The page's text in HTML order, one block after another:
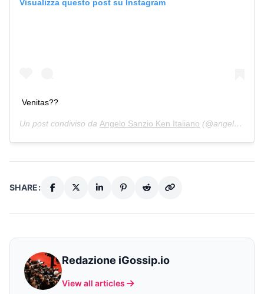
Visualizza questo post su Instagram
Venitas??
Un post condiviso da Angelo Sanzio Ken Italiano (@angelosanzio_real) in data:
SHARE:
Redazione iGossip.io
View all articles